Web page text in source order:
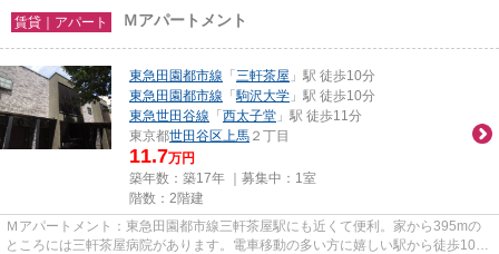
賃貸｜アパート Ｍアパートメント
東急田園都市線 「三軒茶屋 」駅 徒歩10分
東急田園都市線 「駒沢大学 」駅 徒歩10分
東急世田谷線 「西太子堂 」駅 徒歩11分
東京都世田谷区 上馬 ２丁目
11.7万円
築年数：築17年 ｜募集中： 1室
階数：2階建
Ｍアパートメント：東急田園都市線三軒茶屋駅にも近くて便利。家から395mの
ところには三軒茶屋病院があります。電車移動の多い方に嬉しい駅から徒歩10分